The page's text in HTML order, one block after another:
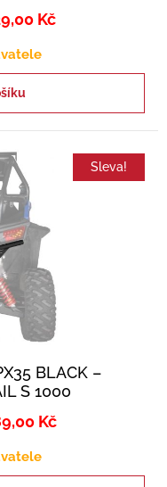
Kč
Sleva!
BLACK –
S 1000
Kč